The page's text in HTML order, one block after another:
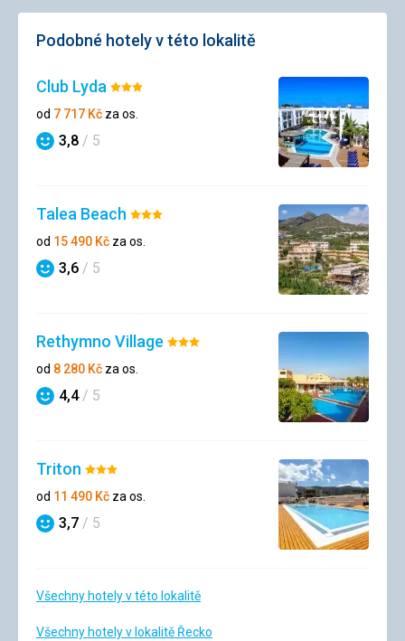
Podobné hotely v této lokalitě
Club LydaHodnocení:
3/5
od 7 717 Kč za os.
Hodnocení
3,8 / 5
Talea Beach Hodnocení:
3/5
od 15 490 Kč za os.
Hodnocení
3,6 / 5
Rethymno Village Hodnocení:
od 8 280 Kč za os.
Hodnocení
4,4/ 5
Triton Hodnocení:
3/5
od 11 490 Kč za os.
Hodnocení
3,7 / 5
Všechny hotely v této lokalitě
Všechny hotely v lokalitě Řecko